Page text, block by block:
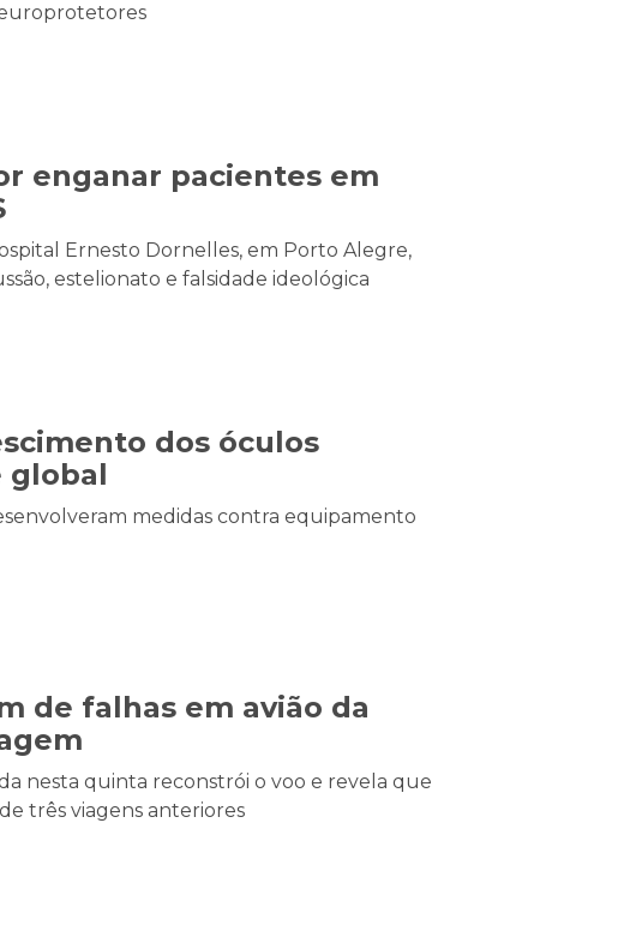
enganar pacientes em
Ernesto Dornelles, em Porto Alegre,
estelionato e falsidade ideológica
dos óculos
global
medidas contra equipamento
de falhas em avião da
nesta quinta reconstrói o voo e revela que
três viagens anteriores